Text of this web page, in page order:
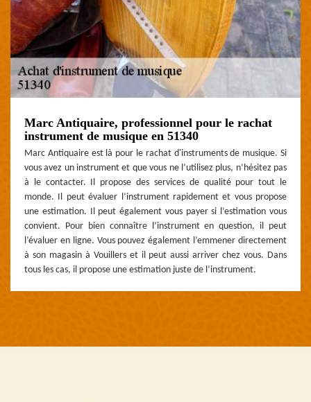
Marc Antiquaire, professionnel pour le rachat
instrument de musique en 51340
Marc Antiquaire est là pour le rachat d'instruments de musique. Si
vous avez un instrument et que vous ne l’utilisez plus, n’hésitez pas
à le contacter. Il propose des services de qualité pour tout le
monde. Il peut évaluer l’instrument rapidement et vous propose
une estimation. Il peut également vous payer si l’estimation vous
convient. Pour bien connaître l’instrument en question, il peut
l’évaluer en ligne. Vous pouvez également l’emmener directement
à son magasin à Vouillers et il peut aussi arriver chez vous. Dans
tous les cas, il propose une estimation juste de l’instrument.